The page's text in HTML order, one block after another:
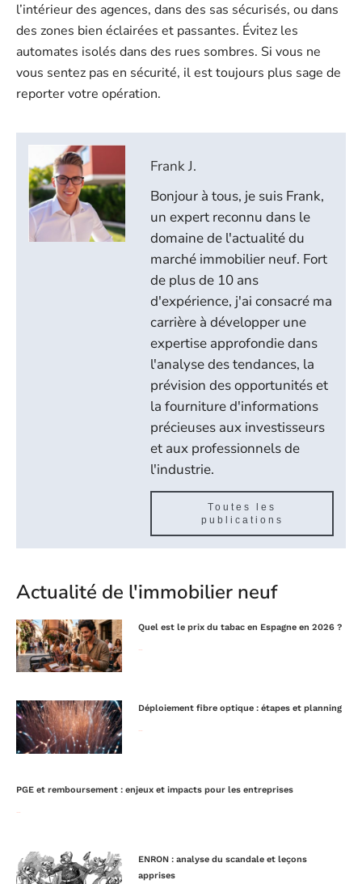
l’intérieur des agences, dans des sas sécurisés, ou dans
des zones bien éclairées et passantes. Évitez les
automates isolés dans des rues sombres. Si vous ne
vous sentez pas en sécurité, il est toujours plus sage de
reporter votre opération.
Frank J.
Bonjour à tous, je suis Frank,
un expert reconnu dans le
domaine de l'actualité du
marché immobilier neuf. Fort
de plus de 10 ans
d'expérience, j'ai consacré ma
carrière à développer une
expertise approfondie dans
l'analyse des tendances, la
prévision des opportunités et
la fourniture d'informations
précieuses aux investisseurs
et aux professionnels de
l'industrie.
Toutes les
publications
Actualité de l'immobilier neuf
Quel est le prix du tabac en Espagne en 2026 ?
Déploiement fibre optique : étapes et planning
PGE et remboursement : enjeux et impacts pour les entreprises
ENRON : analyse du scandale et leçons
apprises